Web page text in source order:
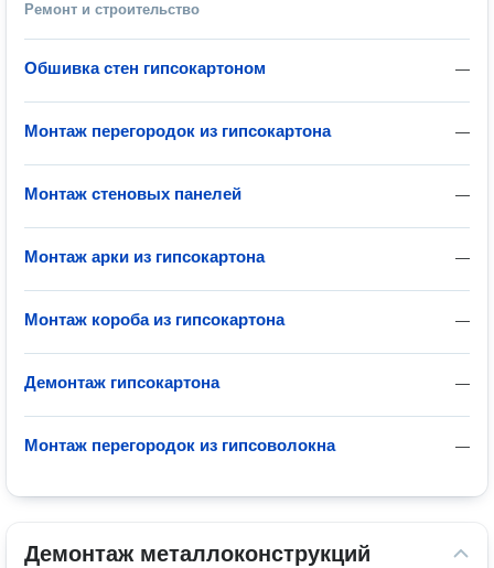
Ремонт и строительство
—
Обшивка стен гипсокартоном
—
Монтаж перегородок из гипсокартона
—
Монтаж стеновых панелей
—
Монтаж арки из гипсокартона
—
Монтаж короба из гипсокартона
—
Демонтаж гипсокартона
—
Монтаж перегородок из гипсоволокна
Демонтаж металлоконструкций